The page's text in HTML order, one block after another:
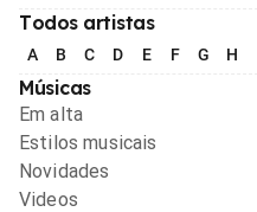
Todos artistas
A B C D E F G H
Músicas
Em alta
Estilos musicais
Novidades
Videos